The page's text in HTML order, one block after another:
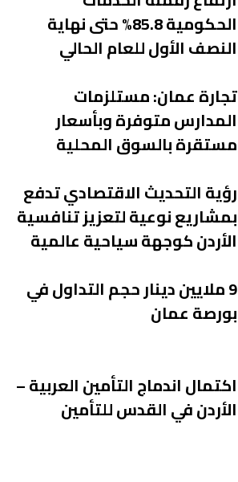
الحكومية 85.8% حتى نهاية
النصف الأول للعام الحالي
تجارة عمان: مستلزمات
المدارس متوفرة وبأسعار
مستقرة بالسوق المحلية
رؤية التحديث الاقتصادي تدفع
بمشاريع نوعية لتعزيز تنافسية
الأردن كوجهة سياحية عالمية
9 ملايين دينار حجم التداول في
بورصة عمان
اكتمال اندماج التأمين العربية –
الأردن في القدس للتأمين